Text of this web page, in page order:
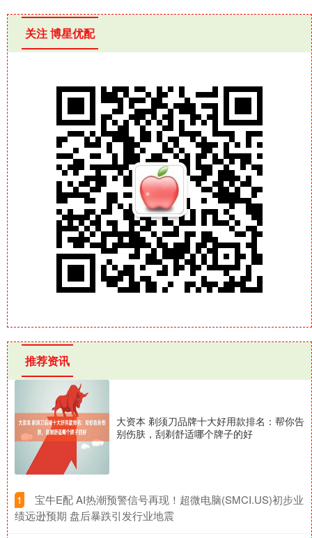
关注 博星优配
推荐资讯
大资本 剃须刀品牌十大好用款排名：帮你告
别伤肤，刮剃舒适哪个牌子的好
1
​宝牛E配 AI热潮预警信号再现！超微电脑(SMCI.US)初步业
绩远逊预期 盘后暴跌引发行业地震